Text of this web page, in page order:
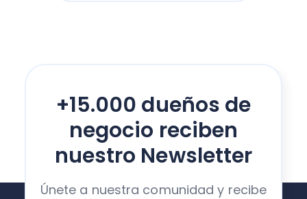
+15.000 dueños de
negocio reciben
nuestro Newsletter
Únete a nuestra comunidad y recibe